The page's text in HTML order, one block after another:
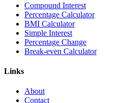
Compound Interest
Percentage Calculator
BMI Calculator
Simple Interest
Percentage Change
Break-even Calculator
Links
About
Contact